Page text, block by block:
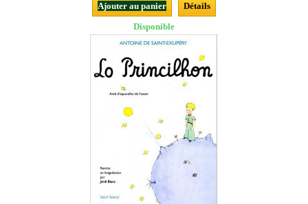
Ajouter au panier
Détails
Disponible